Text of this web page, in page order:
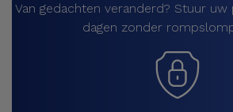
Van gedachten veranderd? Stuur
dagen zonder